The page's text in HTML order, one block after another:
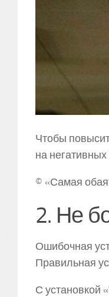
Чтобы
на
© «Самая
2. Не
Ошибочная
Правильная
С установкой